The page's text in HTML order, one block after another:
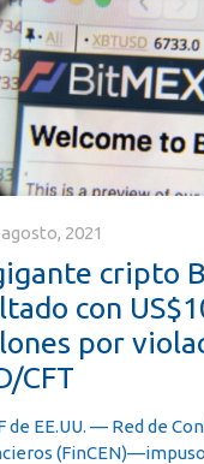
2021
cripto
con
por
CFT
de EE.UU. — Red de